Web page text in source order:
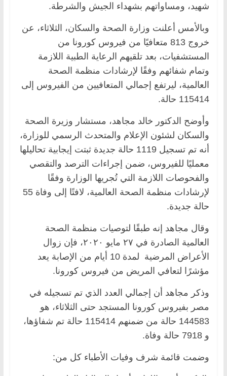
شهيد، ومساواتهم بشهداء الجيش والشرطة.
وبالأمس أعلنت وزارة الصحة والسكان، الثلاثاء، عن
خروج 813 متعافيًا من فيروس كورونا من
المستشفيات، بعد تلقيهم الرعاية الطبية اللازمة
وتمام شفائهم وفقًا لإرشادات منظمة الصحة
العالمية، ليرتفع إجمالي المتعافيين من الفيروس إلى
115414 حالة.
وأوضح الدكتور خالد مجاهد، مستشار وزيرة الصحة
والسكان لشئون الإعلام والمتحدث الرسمي للوزارة،
أنه تم تسجيل 1119 حالة جديدة ثبتت إيجابية تحاليلها
معمليًا للفيروس، ضمن إجراءات الترصد والتقصي
والفحوصات اللازمة التي تُجريها الوزارة وفقًا
لإرشادات منظمة الصحة العالمية، لافتًا إلى وفاة 55
حالة جديدة.
وقال مجاهد إنه طبقًا لتوصيات منظمة الصحة
العالمية الصادرة في ٢٧ مايو ٢٠٢٠، فإن زوال
الأعراض المرضية لمدة 10 أيام من الإصابة يعد
مؤشرًا لتعافي المريض من فيروس كورونا.
وذكر مجاهد أن إجمالي العدد الذي تم تسجيله في
مصر بفيروس كورونا المستجد حتى الثلاثاء، هو
144583 حالة من ضمنهم 115414 حالة تم شفاؤها،
و 7918 حالة وفاة.
وضمت قائمة شرف وفيات الأطباء كل من: